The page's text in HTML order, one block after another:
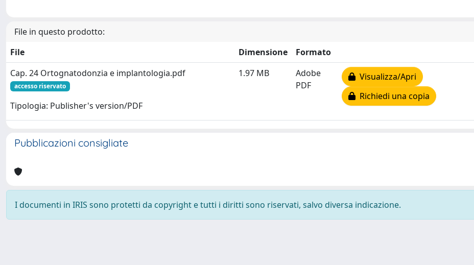
File in questo prodotto:
File
Dimensione
Formato
Cap. 24 Ortognatodonzia e implantologia.pdf
accesso riservato
Tipologia: Publisher's version/PDF
1.97 MB
Adobe
PDF
Visualizza/Apri
Richiedi una copia
Pubblicazioni consigliate
I documenti in IRIS sono protetti da copyright e tutti i diritti sono riservati, salvo diversa indicazione.